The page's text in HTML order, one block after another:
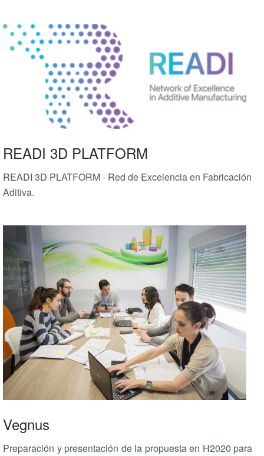
READI 3D PLATFORM
READI 3D PLATFORM - Red de Excelencia en Fabricación
Aditiva.
Vegnus
Preparación y presentación de la propuesta en H2020 para